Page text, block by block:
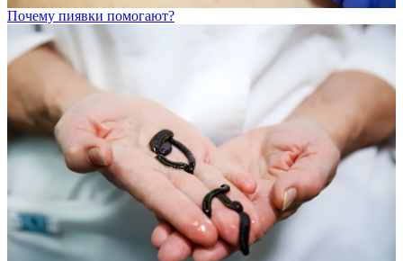
Почему пиявки помогают?